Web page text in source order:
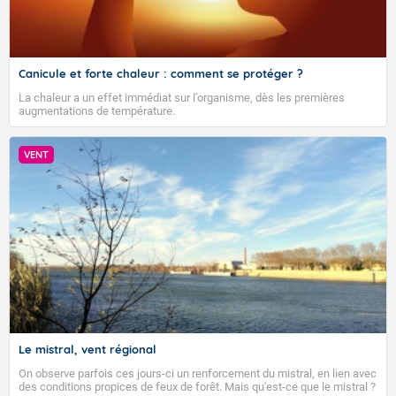
VIGILANCE ROUGE
Accéder au site de Météo-France
Canicule et forte chaleur : comment se protéger ?
La chaleur a un effet immédiat sur l’organisme, dès les premières
augmentations de température.
VENT
Le mistral, vent régional
On observe parfois ces jours-ci un renforcement du mistral, en lien avec
des conditions propices de feux de forêt. Mais qu'est-ce que le mistral ?